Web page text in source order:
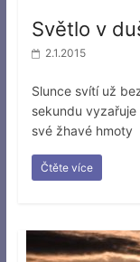
Světlo v
2.1.2015
Slunce svítí už
sekundu
své žhavé hmoty
Čtěte více